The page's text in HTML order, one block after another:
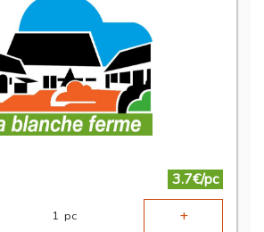
3.7€/pc
1 pc +